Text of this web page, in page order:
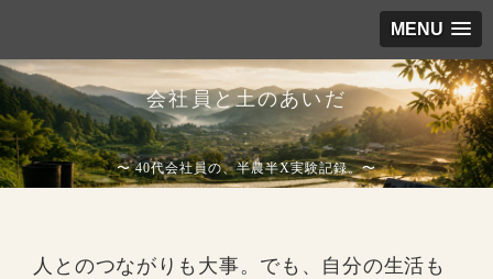
MENU
会社員と土のあいだ
〜 40代会社員の、半農半X実験記録。〜
人とのつながりも大事。でも、自分の生活も